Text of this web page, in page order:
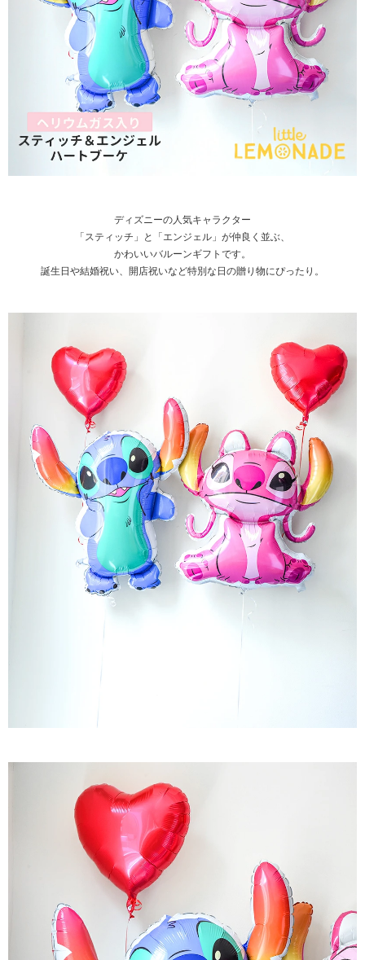
ディズニーの人気キャラクター
「スティッチ」と「エンジェル」が仲良く並ぶ、
かわいいバルーンギフトです。
誕生日や結婚祝い、開店祝いなど特別な日の贈り物にぴったり。